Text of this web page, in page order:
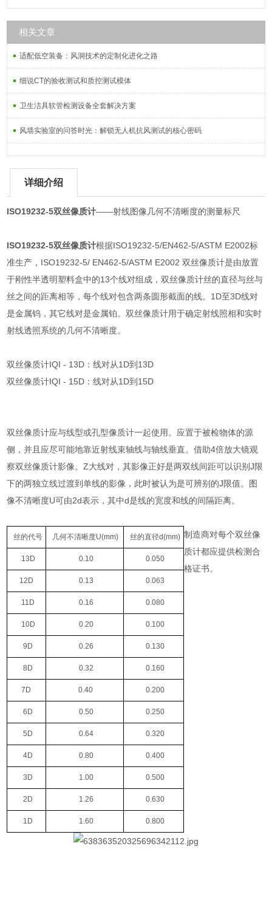
相关文章
适配低空装备：风洞技术的定制化进化之路
细说CT的验收测试和质控测试模体
卫生洁具软管检测设备全套解决方案
风墙实验室的问答时光：解锁无人机抗风测试的核心密码
详细介绍
ISO19232-5双丝像质计——射线图像几何不清晰度的测量标尺
ISO19232-5双丝像质计根据ISO19232-5/EN462-5/ASTM E2002标
准生产，ISO19232-5/ EN462-5/ASTM E2002 双丝像质计是由放置
于刚性半透明塑料盒中的13个线对组成，双丝像质计丝的直径与丝与
丝之间的距离相等，每个线对包含两条圆形截面的线。1D至3D线对
是金属钨，其它线对是金属铂。双丝像质计用于确定射线照相和实时
射线透照系统的几何不清晰度。
双丝像质计IQI - 13D：线对从1D到13D
双丝像质计IQI - 15D：线对从1D到15D
双丝像质计应与线型或孔型像质计一起使用。应置于被检物体的源
侧，并且应尽可能地靠近射线束轴线与轴线垂直。借助4倍放大镜观
察双丝像质计影像。Z大线对，其影像正好是两双线间距可以识别J限
下的两独立线过渡到单线的影像，此时被认为是可辨别的J限值。图
像不清晰度U可由2d表示，其中d是线的宽度和线的间隔距离。
丝的代号 几何不清晰度U(mm) 丝的直径d(mm)
13D 0.10 0.050
12D 0.13 0.063
11D 0.16 0.080
10D 0.20 0.100
9D 0.26 0.130
8D 0.32 0.160
7D 0.40 0.200
6D 0.50 0.250
5D 0.64 0.320
4D 0.80 0.400
3D 1.00 0.500
2D 1.26 0.630
1D 1.60 0.800
制造商对每个双丝像
质计都应提供检测合
格证书。